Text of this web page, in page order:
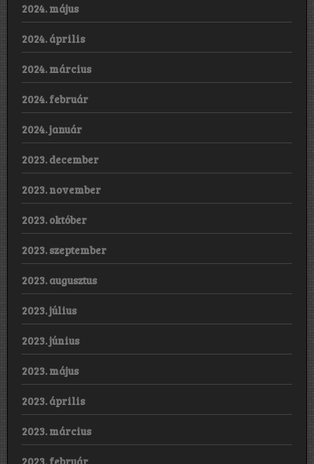
2024. május
2024. április
2024. március
2024. február
2024. január
2023. december
2023. november
2023. október
2023. szeptember
2023. augusztus
2023. július
2023. június
2023. május
2023. április
2023. március
2023. február